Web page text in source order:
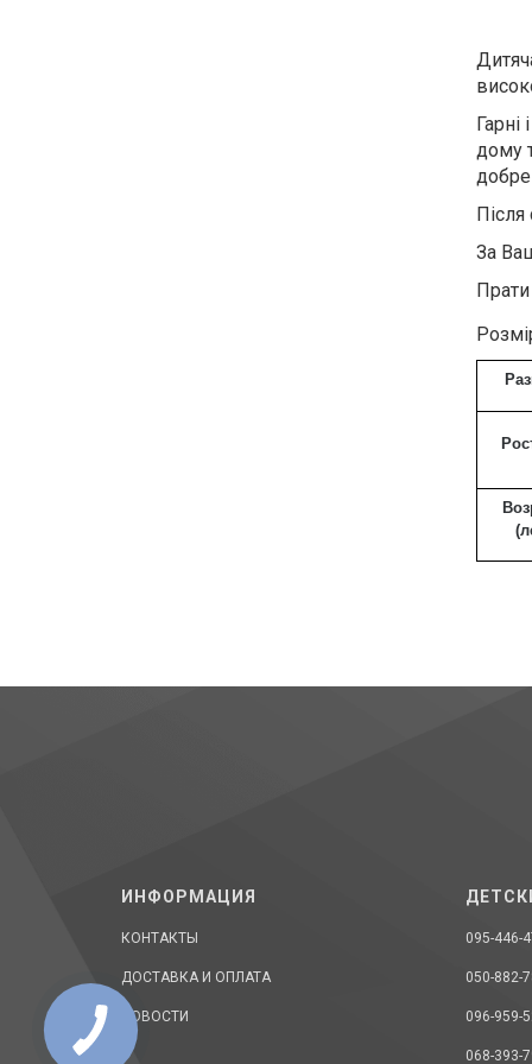
дому
добре
Після
За
ИНФОРМАЦИЯ
КОНТАКТЫ
ДОСТАВКА И ОПЛАТА
НОВОСТИ
095-446-
050-882-
096-959-
068-393-